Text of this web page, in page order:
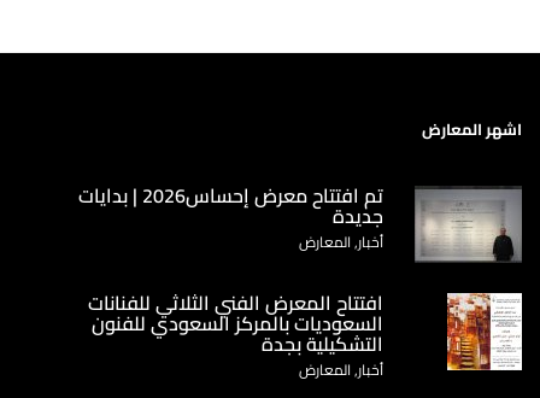
اشهر المعارض
تم افتتاح معرض إحساس2026 | بدايات
جديدة
أخبار, المعارض
‏افتتاح المعرض الفني الثلاثي للفنانات
السعوديات بالمركز السعودي للفنون
التشكيلية بجدة
أخبار, المعارض